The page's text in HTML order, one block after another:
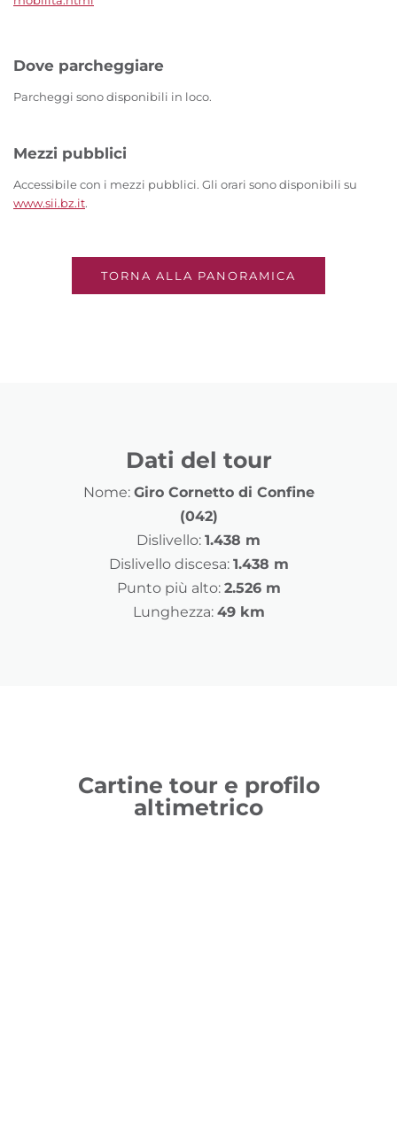
Dove parcheggiare
Parcheggi sono disponibili in loco.
Mezzi pubblici
Accessibile con i mezzi pubblici. Gli orari sono disponibili su
www.sii.bz.it.
TORNA ALLA PANORAMICA
Dati del tour
Nome: Giro Cornetto di Confine
(042)
Dislivello: 1.438 m
Dislivello discesa: 1.438 m
Punto più alto: 2.526 m
Lunghezza: 49 km
Cartine tour e profilo
altimetrico